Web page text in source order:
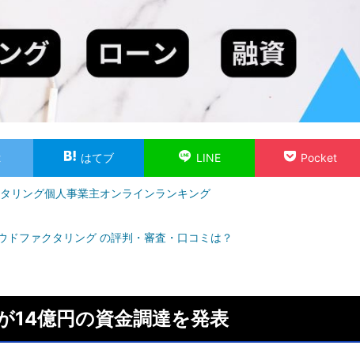
はてブ LINE Pocket
リング個人事業主オンラインランキング
ドファクタリング の評判・審査・口コミは？
14億円の資金調達を発表